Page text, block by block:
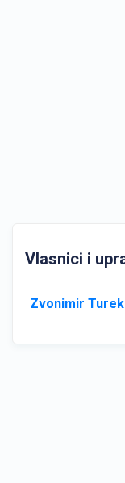
Vlasnici i
Zvonimir Turek